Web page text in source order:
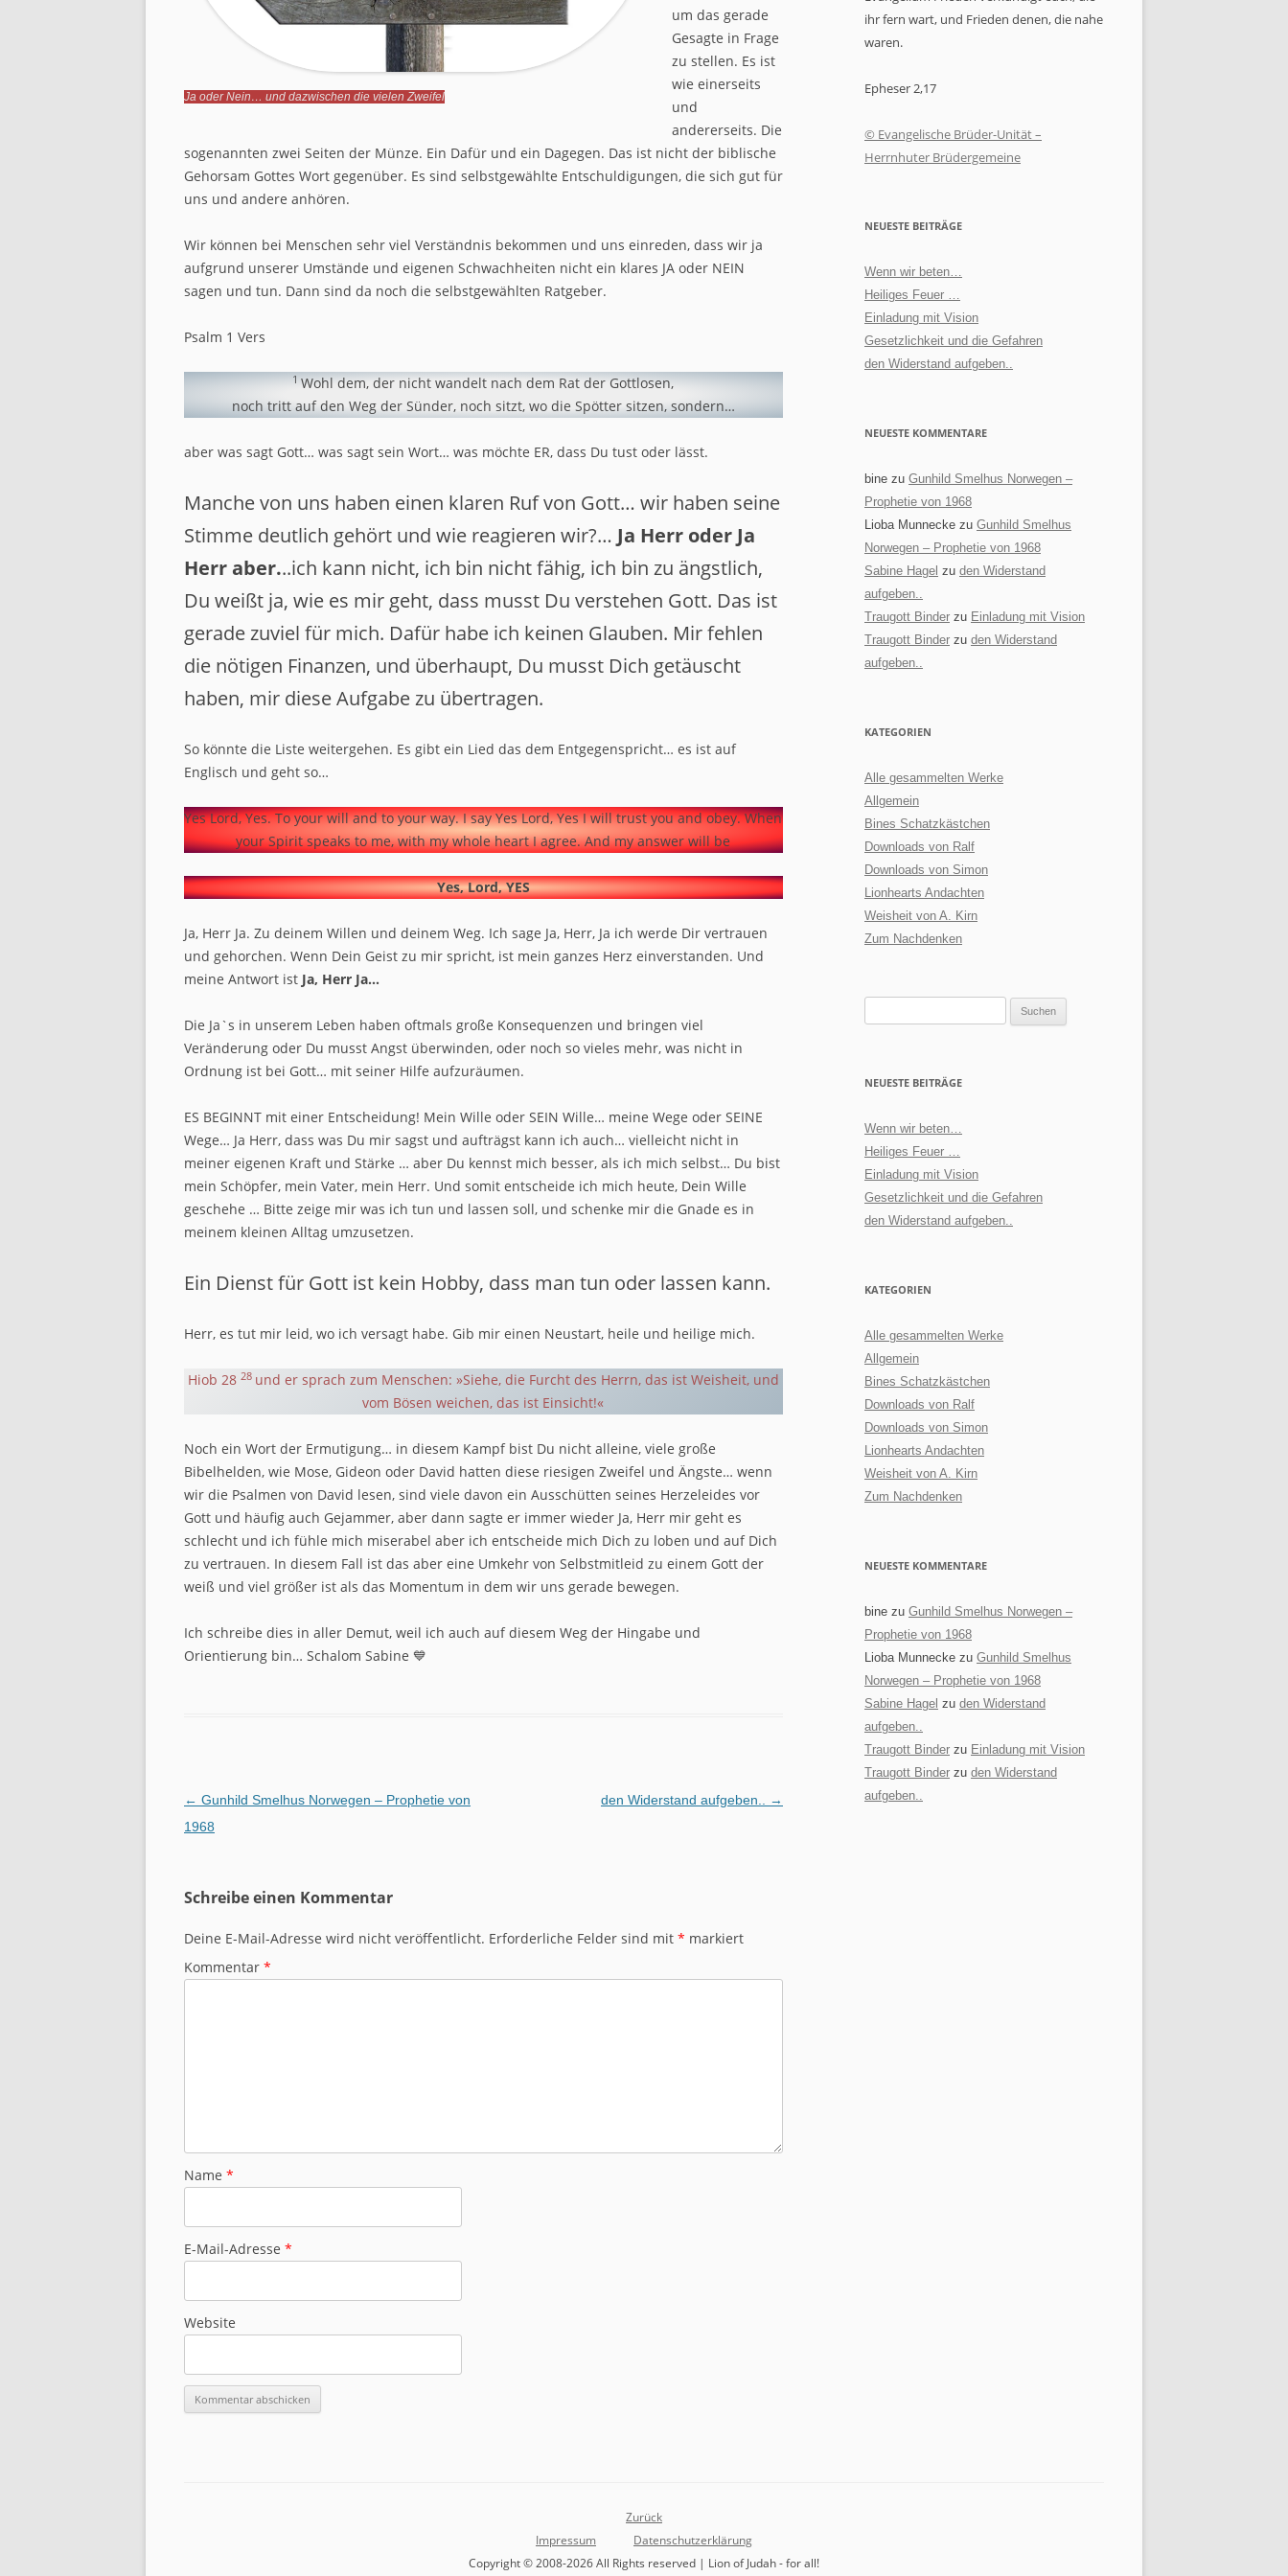
Ja oder Nein… und dazwischen die vielen Zweifel
um das gerade
Gesagte in Frage
zu stellen. Es ist
wie einerseits
und
andererseits. Die
sogenannten zwei Seiten der Münze. Ein Dafür und ein Dagegen. Das ist nicht der biblische
Gehorsam Gottes Wort gegenüber. Es sind selbstgewählte Entschuldigungen, die sich gut für
uns und andere anhören.
Wir können bei Menschen sehr viel Verständnis bekommen und uns einreden, dass wir ja
aufgrund unserer Umstände und eigenen Schwachheiten nicht ein klares JA oder NEIN
sagen und tun. Dann sind da noch die selbstgewählten Ratgeber.
Psalm 1 Vers
1Wohl dem, der nicht wandelt nach dem Rat der Gottlosen,
noch tritt auf den Weg der Sünder, noch sitzt, wo die Spötter sitzen, sondern…
aber was sagt Gott… was sagt sein Wort… was möchte ER, dass Du tust oder lässt.
Manche von uns haben einen klaren Ruf von Gott… wir haben seine
Stimme deutlich gehört und wie reagieren wir?… Ja Herr oder Ja
Herr aber...ich kann nicht, ich bin nicht fähig, ich bin zu ängstlich,
Du weißt ja, wie es mir geht, dass musst Du verstehen Gott. Das ist
gerade zuviel für mich. Dafür habe ich keinen Glauben. Mir fehlen
die nötigen Finanzen, und überhaupt, Du musst Dich getäuscht
haben, mir diese Aufgabe zu übertragen.
So könnte die Liste weitergehen. Es gibt ein Lied das dem Entgegenspricht… es ist auf
Englisch und geht so…
Yes Lord, Yes. To your will and to your way. I say Yes Lord, Yes I will trust you and obey. When
your Spirit speaks to me, with my whole heart I agree. And my answer will be
Yes, Lord, YES
Ja, Herr Ja. Zu deinem Willen und deinem Weg. Ich sage Ja, Herr, Ja ich werde Dir vertrauen
und gehorchen. Wenn Dein Geist zu mir spricht, ist mein ganzes Herz einverstanden. Und
meine Antwort ist Ja, Herr Ja…
Die Ja`s in unserem Leben haben oftmals große Konsequenzen und bringen viel
Veränderung oder Du musst Angst überwinden, oder noch so vieles mehr, was nicht in
Ordnung ist bei Gott… mit seiner Hilfe aufzuräumen.
ES BEGINNT mit einer Entscheidung! Mein Wille oder SEIN Wille… meine Wege oder SEINE
Wege… Ja Herr, dass was Du mir sagst und aufträgst kann ich auch… vielleicht nicht in
meiner eigenen Kraft und Stärke … aber Du kennst mich besser, als ich mich selbst… Du bist
mein Schöpfer, mein Vater, mein Herr. Und somit entscheide ich mich heute, Dein Wille
geschehe … Bitte zeige mir was ich tun und lassen soll, und schenke mir die Gnade es in
meinem kleinen Alltag umzusetzen.
Ein Dienst für Gott ist kein Hobby, dass man tun oder lassen kann.
Herr, es tut mir leid, wo ich versagt habe. Gib mir einen Neustart, heile und heilige mich.
Hiob 28 28 und er sprach zum Menschen: »Siehe, die Furcht des Herrn, das ist Weisheit, und
vom Bösen weichen, das ist Einsicht!«
Noch ein Wort der Ermutigung… in diesem Kampf bist Du nicht alleine, viele große
Bibelhelden, wie Mose, Gideon oder David hatten diese riesigen Zweifel und Ängste… wenn
wir die Psalmen von David lesen, sind viele davon ein Ausschütten seines Herzeleides vor
Gott und häufig auch Gejammer, aber dann sagte er immer wieder Ja, Herr mir geht es
schlecht und ich fühle mich miserabel aber ich entscheide mich Dich zu loben und auf Dich
zu vertrauen. In diesem Fall ist das aber eine Umkehr von Selbstmitleid zu einem Gott der
weiß und viel größer ist als das Momentum in dem wir uns gerade bewegen.
Ich schreibe dies in aller Demut, weil ich auch auf diesem Weg der Hingabe und
Orientierung bin… Schalom Sabine 💙
Beitragsnavigation
← Gunhild Smelhus Norwegen – Prophetie von
1968
den Widerstand aufgeben.. →
Schreibe einen Kommentar
Deine E-Mail-Adresse wird nicht veröffentlicht. Erforderliche Felder sind mit * markiert
Kommentar *
Name *
E-Mail-Adresse *
Website
ihr fern wart, und Frieden denen, die nahe
waren.
Epheser 2,17
© Evangelische Brüder-Unität –
Herrnhuter Brüdergemeine
NEUESTE BEITRÄGE
Wenn wir beten…
Heiliges Feuer …
Einladung mit Vision
Gesetzlichkeit und die Gefahren
den Widerstand aufgeben..
NEUESTE KOMMENTARE
bine zu Gunhild Smelhus Norwegen –
Prophetie von 1968
Lioba Munnecke zu Gunhild Smelhus
Norwegen – Prophetie von 1968
Sabine Hagel zu den Widerstand
aufgeben..
Traugott Binder zu Einladung mit Vision
Traugott Binder zu den Widerstand
aufgeben..
KATEGORIEN
Alle gesammelten Werke
Allgemein
Bines Schatzkästchen
Downloads von Ralf
Downloads von Simon
Lionhearts Andachten
Weisheit von A. Kirn
Zum Nachdenken
NEUESTE BEITRÄGE
Wenn wir beten…
Heiliges Feuer …
Einladung mit Vision
Gesetzlichkeit und die Gefahren
den Widerstand aufgeben..
KATEGORIEN
Alle gesammelten Werke
Allgemein
Bines Schatzkästchen
Downloads von Ralf
Downloads von Simon
Lionhearts Andachten
Weisheit von A. Kirn
Zum Nachdenken
NEUESTE KOMMENTARE
bine zu Gunhild Smelhus Norwegen –
Prophetie von 1968
Lioba Munnecke zu Gunhild Smelhus
Norwegen – Prophetie von 1968
Sabine Hagel zu den Widerstand
aufgeben..
Traugott Binder zu Einladung mit Vision
Traugott Binder zu den Widerstand
aufgeben..
Zurück
Impressum
Datenschutzerklärung
Copyright © 2008-2026 All Rights reserved | Lion of Judah - for all!